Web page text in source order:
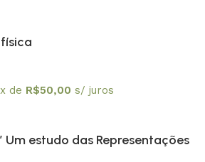
de R$50,00 s/ juros
Um estudo das Representações